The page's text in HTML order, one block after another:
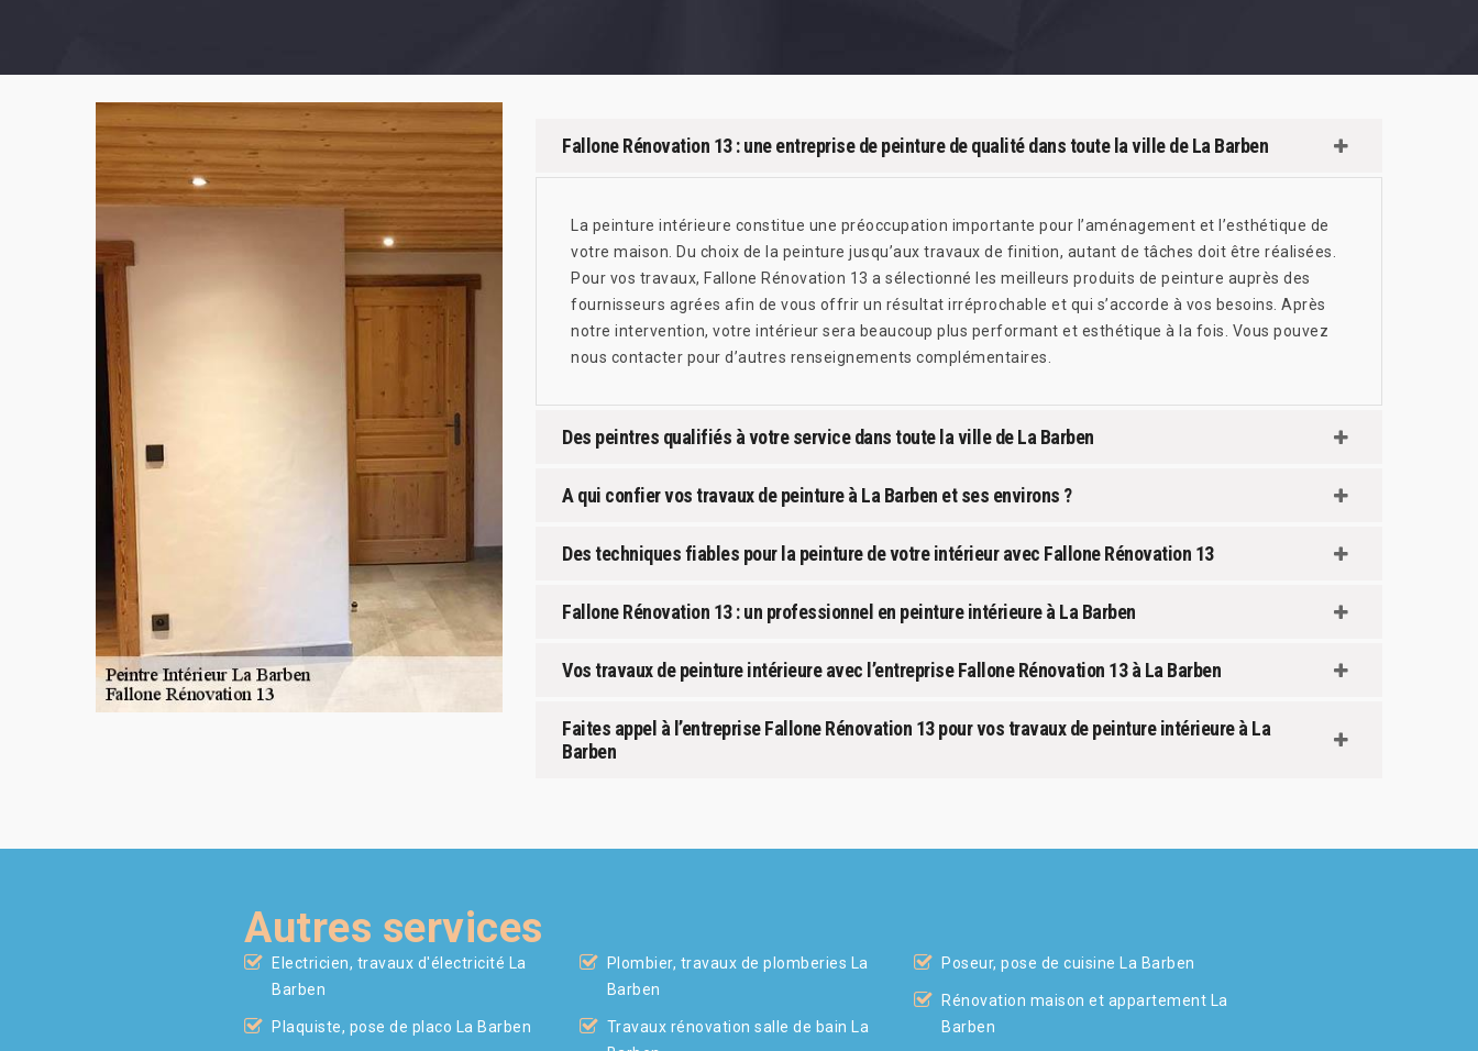
Fallone Rénovation 13 : une entreprise de peinture de qualité dans toute la ville de La Barben
La peinture intérieure constitue une préoccupation importante pour l’aménagement et l’esthétique de
votre maison. Du choix de la peinture jusqu’aux travaux de finition, autant de tâches doit être réalisées.
Pour vos travaux, Fallone Rénovation 13 a sélectionné les meilleurs produits de peinture auprès des
fournisseurs agrées afin de vous offrir un résultat irréprochable et qui s’accorde à vos besoins. Après
notre intervention, votre intérieur sera beaucoup plus performant et esthétique à la fois. Vous pouvez
nous contacter pour d’autres renseignements complémentaires.
Des peintres qualifiés à votre service dans toute la ville de La Barben
A qui confier vos travaux de peinture à La Barben et ses environs ?
Des techniques fiables pour la peinture de votre intérieur avec Fallone Rénovation 13
Fallone Rénovation 13 : un professionnel en peinture intérieure à La Barben
Vos travaux de peinture intérieure avec l’entreprise Fallone Rénovation 13 à La Barben
Faites appel à l’entreprise Fallone Rénovation 13 pour vos travaux de peinture intérieure à La
Barben
Autres services
Electricien, travaux d'électricité La
Barben
Plaquiste, pose de placo La Barben
Plombier, travaux de plomberies La
Barben
Travaux rénovation salle de bain La
Poseur, pose de cuisine La Barben
Rénovation maison et appartement La
Barben